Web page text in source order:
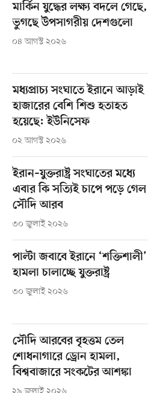
মার্কিন যুদ্ধের লক্ষ্য বদলে গেছে,
ভুগছে উপসাগরীয় দেশগুলো
০৪ আগস্ট ২০২৬
মধ্যপ্রাচ্য সংঘাতে ইরানে আড়াই
হাজারের বেশি শিশু হতাহত
হয়েছে: ইউনিসেফ
০২ আগস্ট ২০২৬
ইরান–যুক্তরাষ্ট্র সংঘাতের মধ্যে
এবার কি সত্যিই চাপে পড়ে গেল
সৌদি আরব
৩০ জুলাই ২০২৬
পাল্টা জবাবে ইরানে ‘শক্তিশালী’
হামলা চালাচ্ছে যুক্তরাষ্ট্র
৩০ জুলাই ২০২৬
সৌদি আরবের বৃহত্তম তেল
শোধনাগারে ড্রোন হামলা,
বিশ্ববাজারে সংকটের আশঙ্কা